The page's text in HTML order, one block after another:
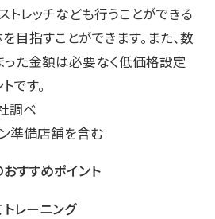
トレッチなども行うことができる
目指すことができます。また、数
った金額は必要なく低価格設定
です。
調べ
準備店舗を含む
すすめポイント
レーニング